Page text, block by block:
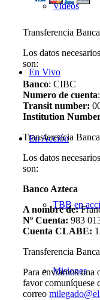
Videos
En Vivo
En Acción
TBB en
Misiones
Transferencia
Los datos
son:
Banco: CIBC
Numero de cuenta
Transit number:
Institution
Transferencia
Los datos
son:
Banco Azteca
A nombre de:
Nº Cuenta: 983
Cuenta CLABE:
Transferencia
Para enviarnos una
favor comuníquese
correo